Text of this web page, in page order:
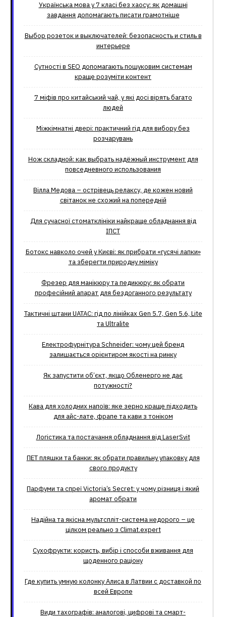
Українська мова у 7 класі без хаосу: як домашні
завдання допомагають писати грамотніше
Выбор розеток и выключателей: безопасность и стиль в
интерьере
Сутності в SEO допомагають пошуковим системам
краще розуміти контент
7 міфів про китайський чай, у які досі вірять багато
людей
Міжкімнатні двері: практичний гід для вибору без
розчарувань
Нож складной: как выбрать надёжный инструмент для
повседневного использования
Вілла Медова – острівець релаксу, де кожен новий
світанок не схожий на попередній
Для сучасної стоматклініки найкраще обладнання від
ІПСТ
Ботокс навколо очей у Києві: як прибрати «гусячі лапки»
та зберегти природну міміку
Фрезер для манікюру та педикюру: як обрати
професійний апарат для бездоганного результату
Тактичні штани UATAC: гід по лінійках Gen 5.7, Gen 5.6, Lite
та Ultralite
Електрофурнітура Schneider: чому цей бренд
залишається орієнтиром якості на ринку
Як запустити об’єкт, якщо Обленерго не дає
потужності?
Кава для холодних напоїв: яке зерно краще підходить
для айс-лате, фрапе та кави з тоніком
Логістика та постачання обладнання від LaserSvit
ПЕТ пляшки та банки: як обрати правильну упаковку для
свого продукту
Парфуми та спреї Victoria’s Secret: у чому різниця і який
аромат обрати
Надійна та якісна мультспліт-система недорого – це
цілком реально з Climat.еxpert
Сухофрукти: користь, вибір і способи вживання для
щоденного раціону
Где купить умную колонку Алиса в Латвии с доставкой по
всей Европе
Види тахографів: аналогові, цифрові та смарт-